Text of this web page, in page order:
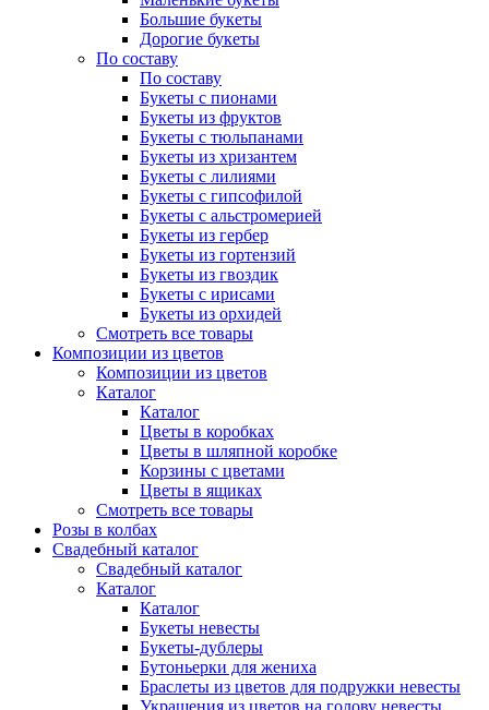
Большие букеты
Дорогие букеты
По составу
По составу
Букеты с пионами
Букеты из фруктов
Букеты с тюльпанами
Букеты из хризантем
Букеты с лилиями
Букеты с гипсофилой
Букеты с альстромерией
Букеты из гербер
Букеты из гортензий
Букеты из гвоздик
Букеты с ирисами
Букеты из орхидей
Смотреть все товары
Композиции из цветов
Композиции из цветов
Каталог
Каталог
Цветы в коробках
Цветы в шляпной коробке
Корзины с цветами
Цветы в ящиках
Смотреть все товары
Розы в колбах
Свадебный каталог
Свадебный каталог
Каталог
Каталог
Букеты невесты
Букеты-дублеры
Бутоньерки для жениха
Браслеты из цветов для подружки невесты